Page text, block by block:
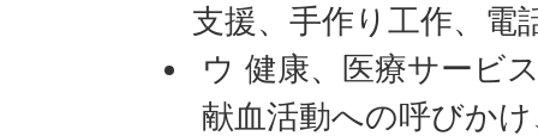
支援、手作り工作、電
ウ 健康、医療サービ
献血活動への呼びか